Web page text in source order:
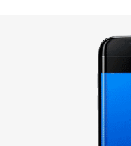
не подтверждает
к
к стрессу